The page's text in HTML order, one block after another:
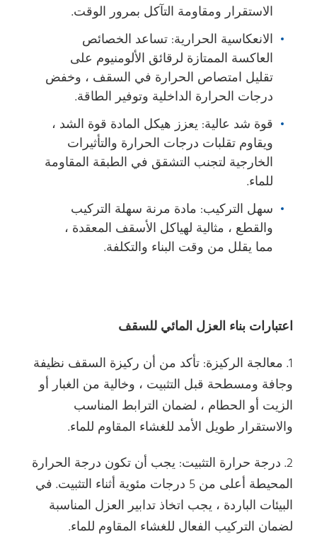
الاستقرار ومقاومة التآكل بمرور الوقت.
الانعكاسية الحرارية: تساعد الخصائص
العاكسة الممتازة لرقائق الألومنيوم على
تقليل امتصاص الحرارة في السقف ، وخفض
درجات الحرارة الداخلية وتوفير الطاقة.
قوة شد عالية: يعزز هيكل المادة قوة الشد ،
ويقاوم تقلبات درجات الحرارة والتأثيرات
الخارجية لتجنب التشقق في الطبقة المقاومة
للماء.
سهل التركيب: مادة مرنة سهلة التركيب
والقطع ، مثالية لهياكل الأسقف المعقدة ،
مما يقلل من وقت البناء والتكلفة.
اعتبارات بناء العزل المائي للسقف
1. معالجة الركيزة: تأكد من أن ركيزة السقف نظيفة
وجافة ومسطحة قبل التثبيت ، وخالية من الغبار أو
الزيت أو الحطام ، لضمان الترابط المناسب
والاستقرار طويل الأمد للغشاء المقاوم للماء.
2. درجة حرارة التثبيت: يجب أن تكون درجة الحرارة
المحيطة أعلى من 5 درجات مئوية أثناء التثبيت. في
البيئات الباردة ، يجب اتخاذ تدابير العزل المناسبة
لضمان التركيب الفعال للغشاء المقاوم للماء.